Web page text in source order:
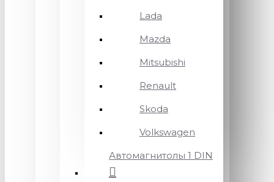
Lada
Mazda
Mitsubishi
Renault
Skoda
Volkswagen
Автомагнитолы 1 DIN